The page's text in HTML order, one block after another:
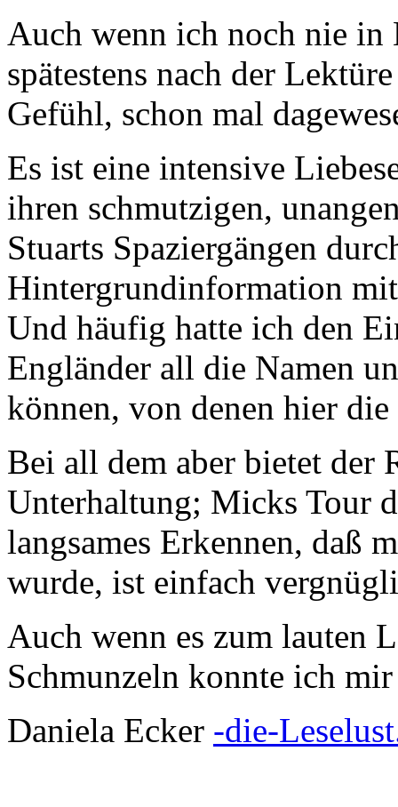
Auch wenn ich noch nie in
spätestens nach der
Gefühl, schon mal
Es ist eine intensive
ihren schmutzigen,
Stuarts Spaziergängen
Hintergrundinformation
Und häufig hatte ich den
Engländer all die Namen
können, von denen hier die
Bei all dem aber bietet der
Unterhaltung; Micks Tour
langsames Erkennen, daß
wurde, ist einfach
Auch wenn es zum lauten
Schmunzeln konnte ich
Daniela Ecker -die-